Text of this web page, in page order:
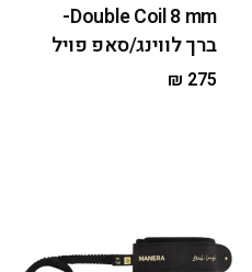
Double Coil 8 mm-
ברך לווינג/סאפ פויל
₪ 275